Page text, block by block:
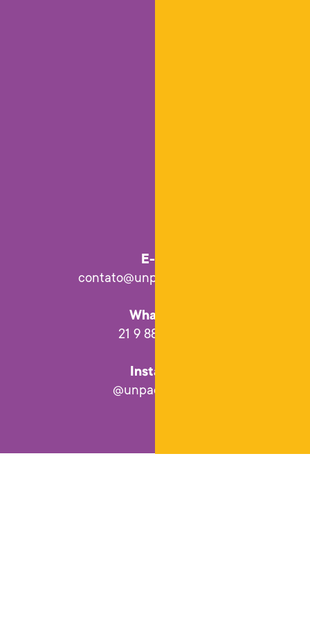
E-mail
contato@unpackdesign.com
WhatsApp
21 9 8833.9944
Instagram
@unpack_design